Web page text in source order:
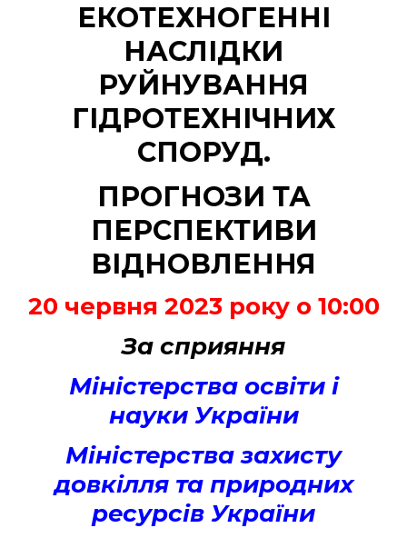
ЕКОТЕХНОГЕННІ
НАСЛІДКИ
РУЙНУВАННЯ
ГІДРОТЕХНІЧНИХ
СПОРУД.
ПРОГНОЗИ ТА
ПЕРСПЕКТИВИ
ВІДНОВЛЕННЯ
20 червня 2023 року о 10:00
За сприяння
Міністерства освіти і
науки України
Міністерства захисту
довкілля та природних
ресурсів України